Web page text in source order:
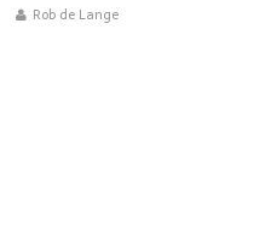
Rob de Lange